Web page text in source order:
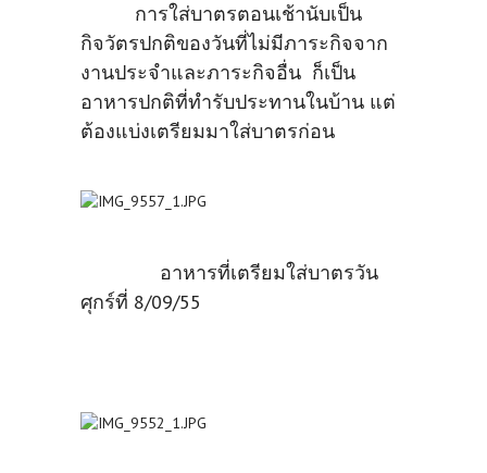
การใส่บาตรตอนเช้านับเป็น
กิจวัตรปกติของวันที่ไม่มีภาระกิจจาก
งานประจำและภาระกิจอื่น ก็เป็น
อาหารปกติที่ทำรับประทานในบ้าน แต่
ต้องแบ่งเตรียมมาใส่บาตรก่อน
อาหารที่เตรียมใส่บาตรวัน
ศุกร์ที่ 8/09/55